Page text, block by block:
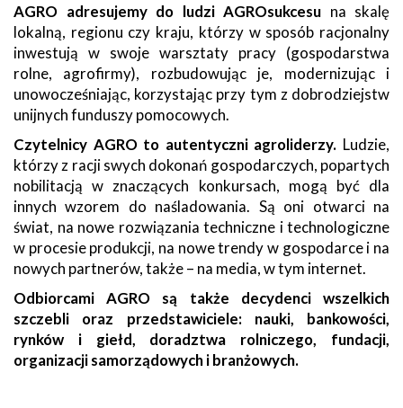
AGRO adresujemy do ludzi AGROsukcesu na skalę
lokalną, regionu czy kraju, którzy w sposób racjonalny
inwestują w swoje warsztaty pracy (gospodarstwa
rolne, agrofirmy), rozbudowując je, modernizując i
unowocześniając, korzystając przy tym z dobrodziejstw
unijnych funduszy pomocowych.
Czytelnicy AGRO to autentyczni agroliderzy. Ludzie,
którzy z racji swych dokonań gospodarczych, popartych
nobilitacją w znaczących konkursach, mogą być dla
innych wzorem do naśladowania. Są oni otwarci na
świat, na nowe rozwiązania techniczne i technologiczne
w procesie produkcji, na nowe trendy w gospodarce i na
nowych partnerów, także – na media, w tym internet.
Odbiorcami AGRO są także decydenci wszelkich
szczebli oraz przedstawiciele: nauki, bankowości,
rynków i giełd, doradztwa rolniczego, fundacji,
organizacji samorządowych i branżowych.